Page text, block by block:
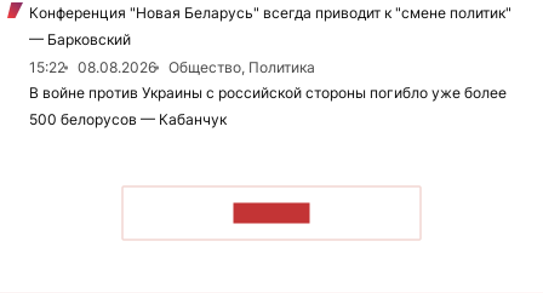
Конференция "Новая Беларусь" всегда приводит к "смене политик"
— Барковский
15:22
08.08.2026
Общество, Политика
В войне против Украины с российской стороны погибло уже более
500 белорусов — Кабанчук